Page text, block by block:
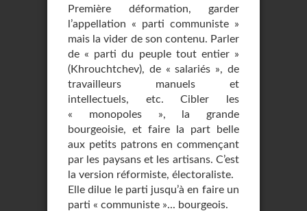
Première déformation, garder
l’appellation « parti communiste »
mais la vider de son contenu. Parler
de « parti du peuple tout entier »
(Khrouchtchev), de « salariés », de
travailleurs manuels et
intellectuels, etc. Cibler les
« monopoles », la grande
bourgeoisie, et faire la part belle
aux petits patrons en commençant
par les paysans et les artisans. C’est
la version réformiste, électoraliste.
Elle dilue le parti jusqu’à en faire un
parti « communiste »... bourgeois.